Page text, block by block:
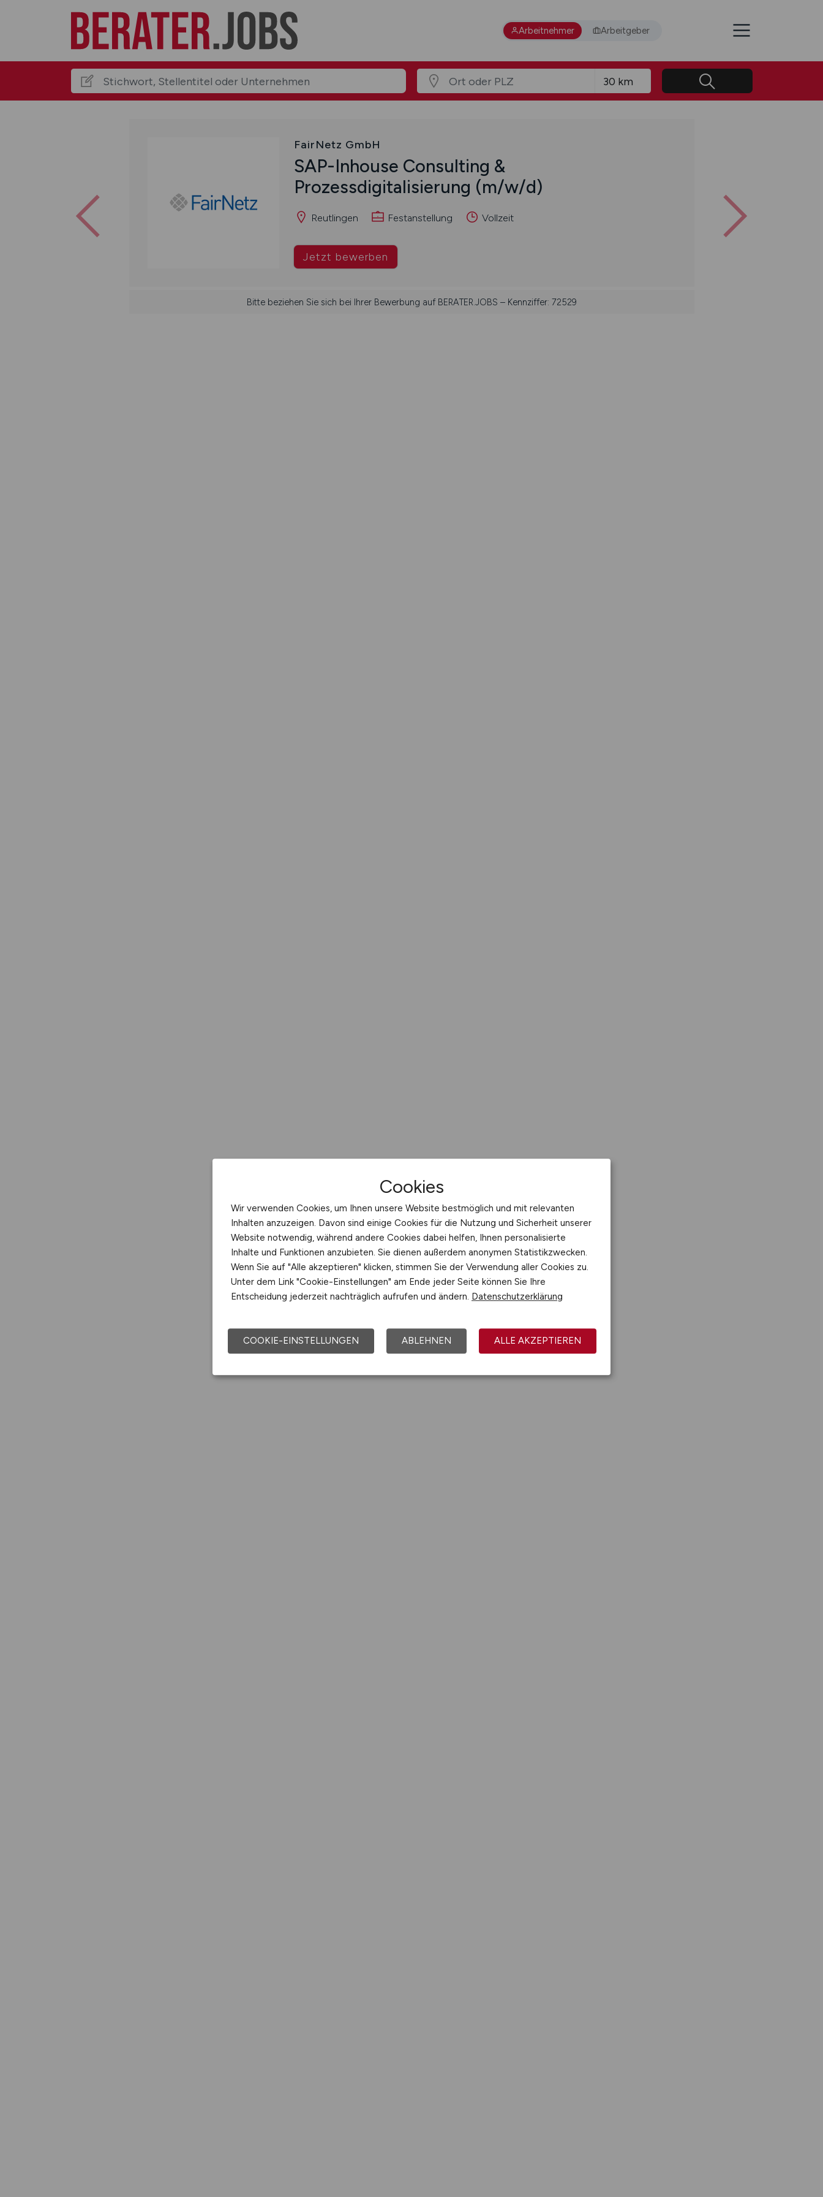
Arbeitnehmer Arbeitgeber
FairNetz GmbH
SAP-Inhouse Consulting &
Prozessdigitalisierung (m/w/d)
Reutlingen Festanstellung Vollzeit
Jetzt bewerben
Bitte beziehen Sie sich bei Ihrer Bewerbung auf BERATER.JOBS – Kennziffer: 72529
Cookies
Wir verwenden Cookies, um Ihnen unsere Website bestmöglich und mit relevanten
Inhalten anzuzeigen. Davon sind einige Cookies für die Nutzung und Sicherheit unserer
Website notwendig, während andere Cookies dabei helfen, Ihnen personalisierte
Inhalte und Funktionen anzubieten. Sie dienen außerdem anonymen Statistikzwecken.
Wenn Sie auf "Alle akzeptieren" klicken, stimmen Sie der Verwendung aller Cookies zu.
Unter dem Link "Cookie-Einstellungen" am Ende jeder Seite können Sie Ihre
Entscheidung jederzeit nachträglich aufrufen und ändern. Datenschutzerklärung
COOKIE-EINSTELLUNGEN ABLEHNEN ALLE AKZEPTIEREN